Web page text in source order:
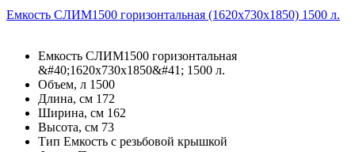
Емкость СЛИМ1500 горизонтальная (1620х730х1850) 1500 л.
Емкость СЛИМ1500 горизонтальная
&#40;1620х730х1850&#41; 1500 л.
Объем, л 1500
Длина, см 172
Ширина, см 162
Высота, см 73
Тип Емкость с резьбовой крышкой